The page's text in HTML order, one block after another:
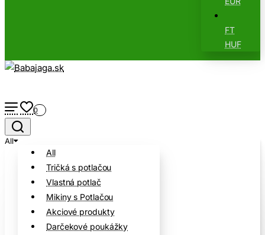
FT
HUF
0
All
All
Tričká s potlačou
Vlastná potlač
Mikiny s Potlačou
Akciové produkty
Darčekové poukážky